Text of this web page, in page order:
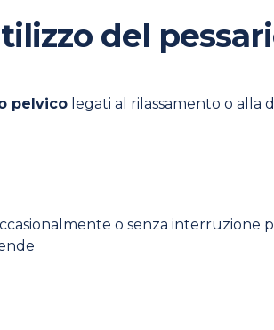
del
pelvico legati al rilassamento o alla
o senza interruzione